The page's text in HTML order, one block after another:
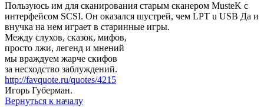
Пользуюсь им для сканирования старым сканером MusteK ‎с
интерфейсом SCSI. Он оказался шустрей, чем LPT u USB Да и
внучка на нем играет в старинные игры.
Между слухов, сказок, мифов,
просто лжи, легенд и мнений
мы враждуем жарче скифов
за несходство заблуждений.
http://favquote.ru/quotes/4215
Игорь Губерман.
Вернуться к началу